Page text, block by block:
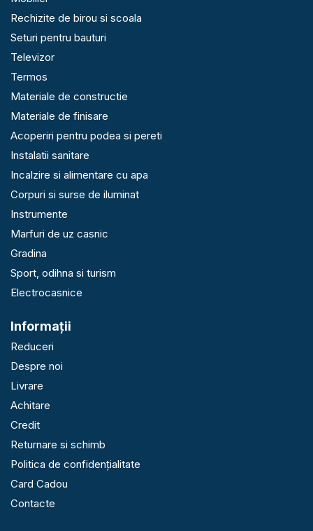
Rechizite de birou si scoala
Seturi pentru bauturi
Televizor
Termos
Materiale de constructie
Materiale de finisare
Acoperiri pentru podea si pereti
Instalatii sanitare
Incalzire si alimentare cu apa
Corpuri si surse de iluminat
Instrumente
Marfuri de uz casnic
Gradina
Sport, odihna si turism
Electrocasnice
Informaţii
Reduceri
Despre noi
Livrare
Achitare
Credit
Returnare si schimb
Politica de confidențialitate
Card Cadou
Contacte